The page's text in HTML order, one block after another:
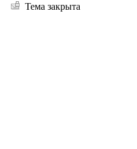
Тема закрыта